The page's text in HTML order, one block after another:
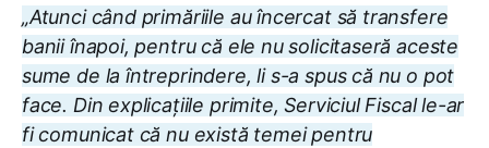
„Atunci când primăriile au încercat să transfere
banii înapoi, pentru că ele nu solicitaseră aceste
sume de la întreprindere, li s-a spus că nu o pot
face. Din explicațiile primite, Serviciul Fiscal le-ar
fi comunicat că nu există temei pentru